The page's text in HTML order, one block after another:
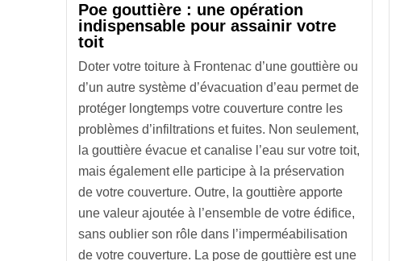
Poe gouttière : une opération
indispensable pour assainir votre
toit
Doter votre toiture à Frontenac d’une gouttière ou
d’un autre système d’évacuation d’eau permet de
protéger longtemps votre couverture contre les
problèmes d’infiltrations et fuites. Non seulement,
la gouttière évacue et canalise l’eau sur votre toit,
mais également elle participe à la préservation
de votre couverture. Outre, la gouttière apporte
une valeur ajoutée à l’ensemble de votre édifice,
sans oublier son rôle dans l’imperméabilisation
de votre couverture. La pose de gouttière est une